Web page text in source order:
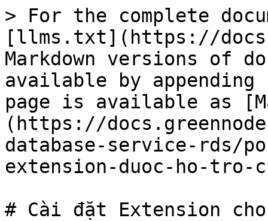
> For the complete
[llms.txt](https://
Markdown versions of
available by
page is available as
(https://
database-service-rds/
extension-duoc-ho-tro-
# Cài đặt Extension cho